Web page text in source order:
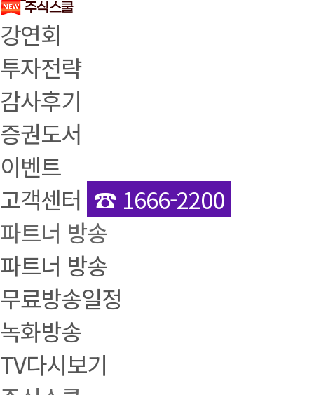
강연회
투자전략
감사후기
증권도서
이벤트
고객센터 ☎ 1666-2200
파트너 방송
파트너 방송
무료방송일정
녹화방송
TV다시보기